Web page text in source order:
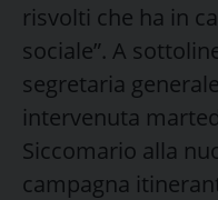
risvolti che ha in
sociale”. A
segretaria
intervenuta
Siccomario alla
campagna